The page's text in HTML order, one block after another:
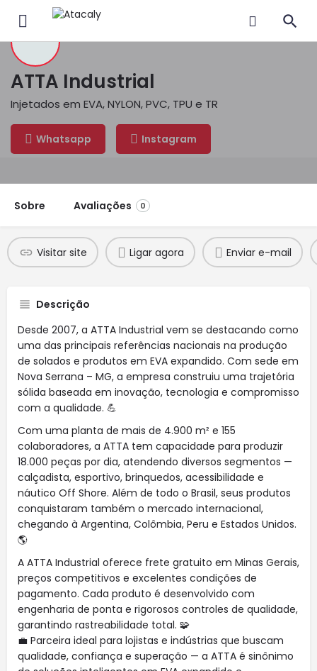
ATTA Industrial
Injetados em EVA, NYLON, PVC, TPU e TR
Whatsapp Instagram
Sobre Avaliações 0
Visitar site Ligar agora Enviar e-mail
Descrição
Desde 2007, a ATTA Industrial vem se destacando como
uma das principais referências nacionais na produção
de solados e produtos em EVA expandido. Com sede em
Nova Serrana – MG, a empresa construiu uma trajetória
sólida baseada em inovação, tecnologia e compromisso
com a qualidade. 💪
Com uma planta de mais de 4.900 m² e 155
colaboradores, a ATTA tem capacidade para produzir
18.000 peças por dia, atendendo diversos segmentos —
calçadista, esportivo, brinquedos, acessibilidade e
náutico Off Shore. Além de todo o Brasil, seus produtos
conquistaram também o mercado internacional,
chegando à Argentina, Colômbia, Peru e Estados Unidos.
🌎
A ATTA Industrial oferece frete gratuito em Minas Gerais,
preços competitivos e excelentes condições de
pagamento. Cada produto é desenvolvido com
engenharia de ponta e rigorosos controles de qualidade,
garantindo rastreabilidade total. 🧩
💼 Parceira ideal para lojistas e indústrias que buscam
qualidade, confiança e superação — a ATTA é sinônimo